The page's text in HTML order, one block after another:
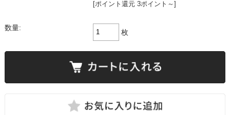
[ポイント還元 3ポイント～]
数量:
枚